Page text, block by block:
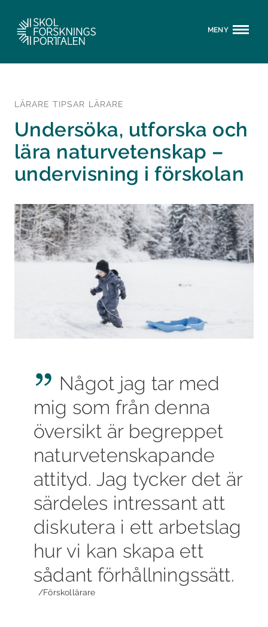
MENY
LÄRARE TIPSAR LÄRARE
Undersöka, utforska och
lära naturvetenskap –
undervisning i förskolan
Något jag tar med
mig som från denna
översikt är begreppet
naturvetenskapande
attityd. Jag tycker det är
särdeles intressant att
diskutera i ett arbetslag
hur vi kan skapa ett
sådant förhållningssätt.
/Förskollärare